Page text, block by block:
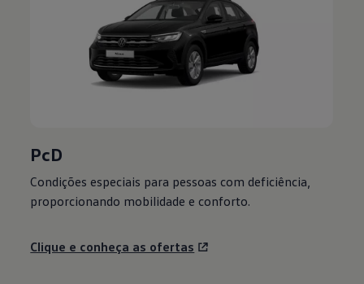
PcD
Condições especiais para pessoas com deficiência,
proporcionando mobilidade e conforto.
Clique e conheça as ofertas